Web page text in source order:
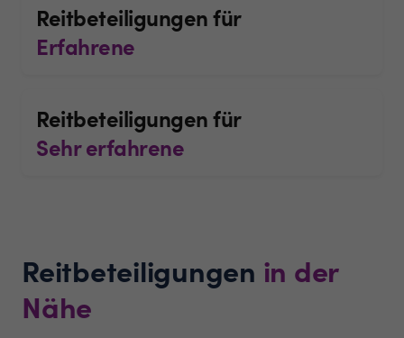
Reitbeteiligungen für
Erfahrene
Reitbeteiligungen für
Sehr erfahrene
Reitbeteiligungen in der
Nähe